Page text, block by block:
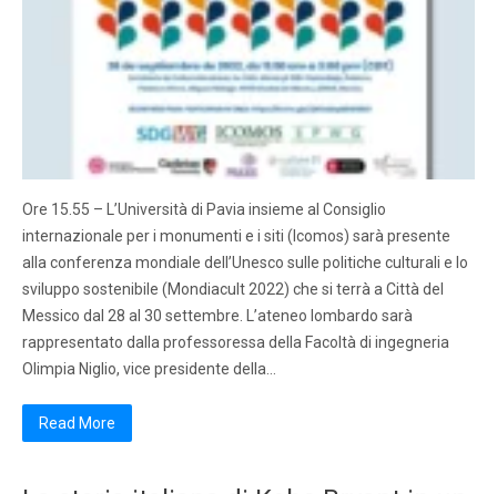
Ore 15.55 – L’Università di Pavia insieme al Consiglio
internazionale per i monumenti e i siti (Icomos) sarà presente
alla conferenza mondiale dell’Unesco sulle politiche culturali e lo
sviluppo sostenibile (Mondiacult 2022) che si terrà a Città del
Messico dal 28 al 30 settembre. L’ateneo lombardo sarà
rappresentato dalla professoressa della Facoltà di ingegneria
Olimpia Niglio, vice presidente della…
Read More